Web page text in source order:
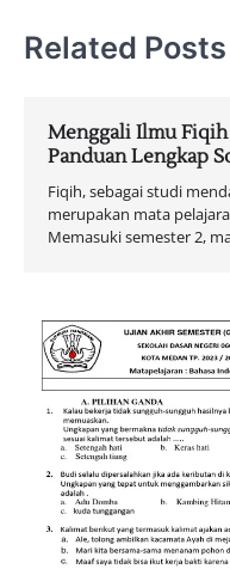
Related Posts
Menggali Ilmu Fiqih
Panduan Lengkap
Fiqih, sebagai studi
merupakan mata
Memasuki semester 2,